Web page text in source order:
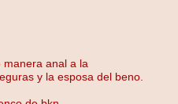
manera anal a la
y la esposa del beno.